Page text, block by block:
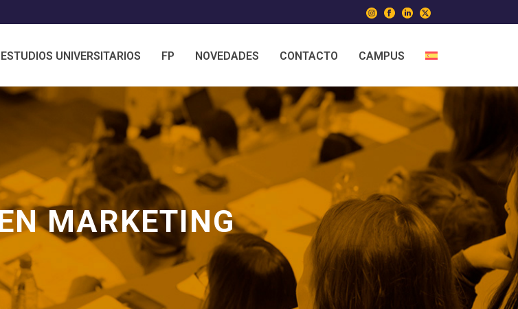
ESTUDIOS UNIVERSITARIOS FP NOVEDADES CONTACTO CAMPUS
MARKETING